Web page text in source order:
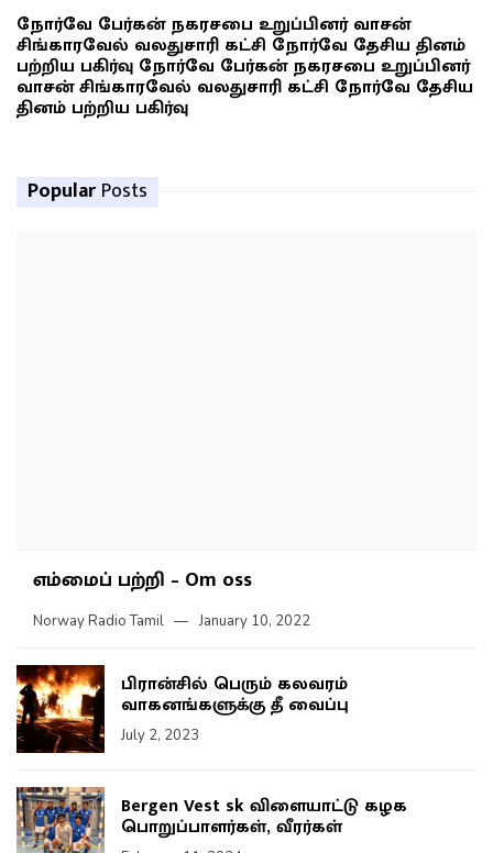
நோர்வே பேர்கன் நகரசபை உறுப்பினர் வாசன்
சிங்காரவேல் வலதுசாரி கட்சி நோர்வே தேசிய தினம்
பற்றிய பகிர்வு நோர்வே பேர்கன் நகரசபை உறுப்பினர்
வாசன் சிங்காரவேல் வலதுசாரி கட்சி நோர்வே தேசிய
தினம் பற்றிய பகிர்வு
Popular Posts
எம்மைப் பற்றி – Om oss
Norway Radio Tamil January 10, 2022
பிரான்சில் பெரும் கலவரம்
வாகனங்களுக்கு தீ வைப்பு
July 2, 2023
Bergen Vest sk விளையாட்டு கழக
பொறுப்பாளர்கள், வீரர்கள்